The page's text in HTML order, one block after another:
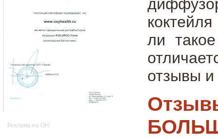
Реклама на OH:
ли
отзывы и